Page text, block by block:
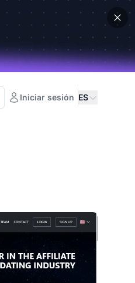
Iniciar sesión ES